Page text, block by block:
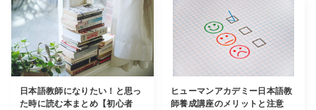
日本語教師になりたい！と思っ
た時に読む本まとめ【初心者
ヒューマンアカデミー日本語教
師養成講座のメリットと注意